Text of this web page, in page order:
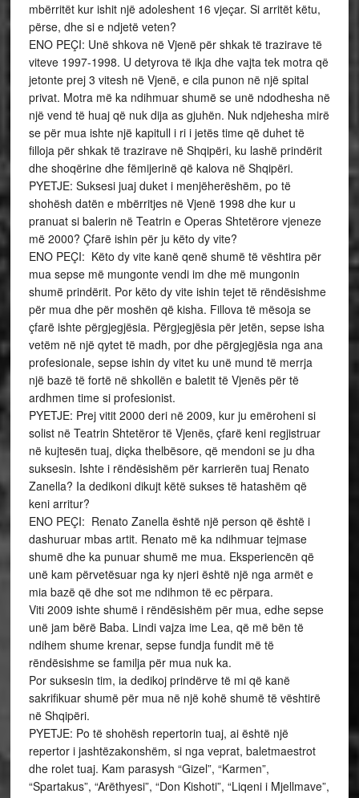
mbërritët kur ishit një adoleshent 16 vjeçar. Si arritët këtu,
përse, dhe si e ndjetë veten?
ENO PEÇI: Unë shkova në Vjenë për shkak të trazirave të
viteve 1997-1998. U detyrova të ikja dhe vajta tek motra që
jetonte prej 3 vitesh në Vjenë, e cila punon në një spital
privat. Motra më ka ndihmuar shumë se unë ndodhesha në
një vend të huaj që nuk dija as gjuhën. Nuk ndjehesha mirë
se për mua ishte një kapitull i ri i jetës time që duhet të
filloja për shkak të trazirave në Shqipëri, ku lashë prindërit
dhe shoqërine dhe fëmijerinë që kalova në Shqipëri.
PYETJE: Suksesi juaj duket i menjëherëshëm, po të
shohësh datën e mbërritjes në Vjenë 1998 dhe kur u
pranuat si balerin në Teatrin e Operas Shtetërore vjeneze
më 2000? Çfarë ishin për ju këto dy vite?
ENO PEÇI: Këto dy vite kanë qenë shumë të vështira për
mua sepse më mungonte vendi im dhe më mungonin
shumë prindërit. Por këto dy vite ishin tejet të rëndësishme
për mua dhe për moshën që kisha. Fillova të mësoja se
çfarë ishte përgjegjësia. Përgjegjësia për jetën, sepse isha
vetëm në një qytet të madh, por dhe përgjegjësia nga ana
profesionale, sepse ishin dy vitet ku unë mund të merrja
një bazë të fortë në shkollën e baletit të Vjenës për të
ardhmen time si profesionist.
PYETJE: Prej vitit 2000 deri në 2009, kur ju emëroheni si
solist në Teatrin Shtetëror të Vjenës, çfarë keni regjistruar
në kujtesën tuaj, diçka thelbësore, që mendoni se ju dha
suksesin. Ishte i rëndësishëm për karrierën tuaj Renato
Zanella? Ia dedikoni dikujt këtë sukses të hatashëm që
keni arritur?
ENO PEÇI: Renato Zanella është një person që është i
dashuruar mbas artit. Renato më ka ndihmuar tejmase
shumë dhe ka punuar shumë me mua. Eksperiencën që
unë kam përvetësuar nga ky njeri është një nga armët e
mia bazë që dhe sot me ndihmon të ec përpara.
Viti 2009 ishte shumë i rëndësishëm për mua, edhe sepse
unë jam bërë Baba. Lindi vajza ime Lea, që më bën të
ndihem shume krenar, sepse fundja fundit më të
rëndësishme se familja për mua nuk ka.
Por suksesin tim, ia dedikoj prindërve të mi që kanë
sakrifikuar shumë për mua në një kohë shumë të vështirë
në Shqipëri.
PYETJE: Po të shohësh repertorin tuaj, ai është një
repertor i jashtëzakonshëm, si nga veprat, baletmaestrot
dhe rolet tuaj. Kam parasysh “Gizel”, “Karmen”,
“Spartakus”, “Arëthyesi”, “Don Kishoti”, “Liqeni i Mjellmave”,